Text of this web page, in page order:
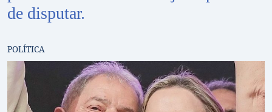
de disputar.
POLÍTICA